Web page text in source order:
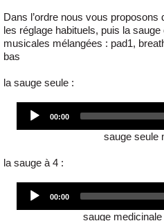
Dans l’ordre nous vous proposons
les réglage habituels, puis la
musicales mélangées : pad1,
bas
la sauge seule :
00:00
sauge seule
la sauge à 4 :
00:00
sauge